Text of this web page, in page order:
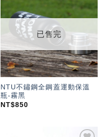
加入
「願
望輕
已售完
NTU不鏽鋼全鋼蓋運動保溫
瓶-霧黑
NT$850